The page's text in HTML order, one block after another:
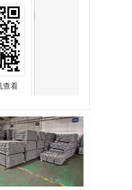
查看